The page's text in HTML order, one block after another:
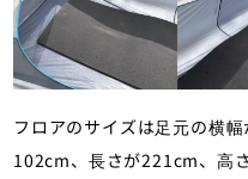
フロアのサイズは足元の横
102cm、長さが221cm、高